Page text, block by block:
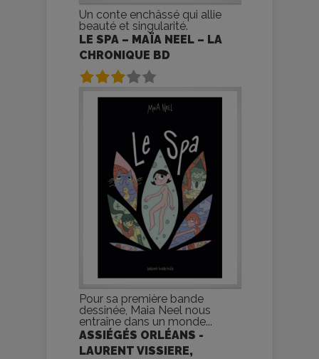
Un conte enchâssé qui allie
beauté et singularité.
LE SPA – MAÏA NEEL – LA
CHRONIQUE BD
Pour sa première bande
dessinée, Maia Neel nous
entraîne dans un monde...
ASSIÉGÉS ORLÉANS -
LAURENT VISSIERE,